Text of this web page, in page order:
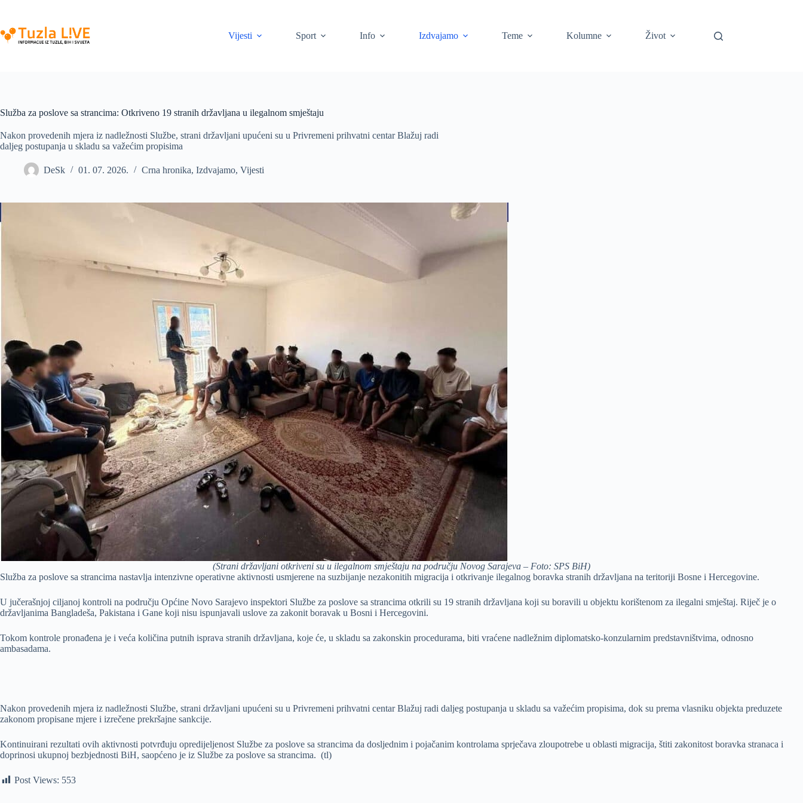
content
Vijesti
Sport Info Izdvajamo Teme Kolumne Život
Služba za poslove sa strancima: Otkriveno 19 stranih državljana u ilegalnom smještaju
Nakon provedenih mjera iz nadležnosti Službe, strani državljani upućeni su u Privremeni prihvatni centar Blažuj radi
daljeg postupanja u skladu sa važećim propisima
DeSk 01. 07. 2026. Crna hronika, Izdvajamo, Vijesti
(Strani državljani otkriveni su u ilegalnom smještaju na području Novog Sarajeva – Foto: SPS BiH)
Služba za poslove sa strancima nastavlja intenzivne operativne aktivnosti usmjerene na suzbijanje nezakonitih migracija i otkrivanje ilegalnog boravka stranih državljana na teritoriji Bosne i Hercegovine.
U jučerašnjoj ciljanoj kontroli na području Općine Novo Sarajevo inspektori Službe za poslove sa strancima otkrili su 19 stranih državljana koji su boravili u objektu korištenom za ilegalni smještaj. Riječ je o
državljanima Bangladeša, Pakistana i Gane koji nisu ispunjavali uslove za zakonit boravak u Bosni i Hercegovini.
Tokom kontrole pronađena je i veća količina putnih isprava stranih državljana, koje će, u skladu sa zakonskin procedurama, biti vraćene nadležnim diplomatsko-konzularnim predstavništvima, odnosno
ambasadama.
Nakon provedenih mjera iz nadležnosti Službe, strani državljani upućeni su u Privremeni prihvatni centar Blažuj radi daljeg postupanja u skladu sa važećim propisima, dok su prema vlasniku objekta preduzete
zakonom propisane mjere i izrečene prekršajne sankcije.
Kontinuirani rezultati ovih aktivnosti potvrđuju opredijeljenost Službe za poslove sa strancima da dosljednim i pojačanim kontrolama sprječava zloupotrebe u oblasti migracija, štiti zakonitost boravka stranaca i
doprinosi ukupnoj bezbjednosti BiH, saopćeno je iz Službe za poslove sa strancima. (tl)
Post Views: 553